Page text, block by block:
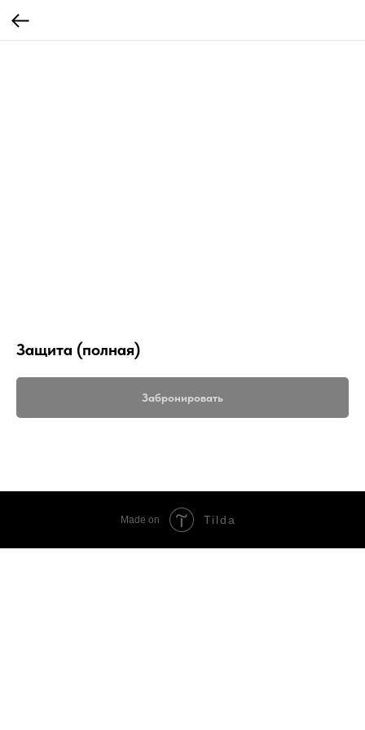
Защита (полная)
Забронировать
Made on Tilda